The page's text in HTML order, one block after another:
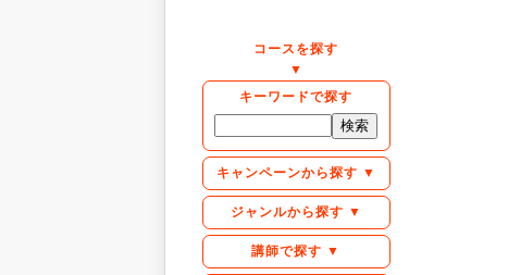
コースを探す
▼
キーワードで探す
キャンペーンから探す ▼
ジャンルから探す ▼
講師で探す ▼